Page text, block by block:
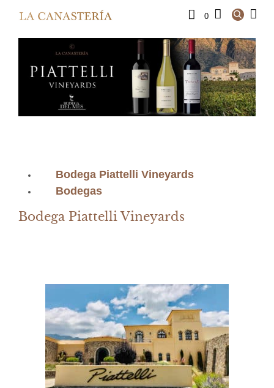
0
Bodega Piattelli Vineyards
Bodegas
Bodega Piattelli Vineyards